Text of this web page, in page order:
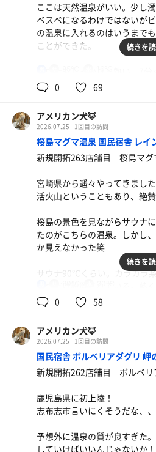
黒豚焼肉定食
アツアツ
水
さを味わえた。
サウナ②VIHTA
くらい蒸されたらもう汗だく。
サウナ③PINE
設定温度90℃。こちらは逆に
ナ。熱がすぐに回ってロウリ
サウナ④KELO
こちらはケロサウナで香りを
温度は75℃くらいでややパン
ピカイチ。
水風呂は16℃前後を示してい
地よい。
休憩は1Fのメディテーション
め。
値段も破格の平日1000円、休
ひ。
ここは天然温泉がいい。少し
ベスベになるわけではないが
の温泉に入れるのはいうまで
ことができた。
だろう。オートロウリュなど
水風呂は16℃を指していた。
かり冷える。やや狭いので譲り
休憩は露天の外気浴スペース
くり整いました。
水
続きを
0 69
アメリカン犬🦊
2026.07.25 1回目の訪問
桜島マグマ温泉 国民宿舎 レイ
新規開拓263店舗目 桜島マグ
宮崎県から遥々やってきまし
活火山ということもあり、絶
桜島の景色を見ながらサウナ
たのがこちらの温泉。しかし
か見えなかった笑
サウナ90℃くらい。カラカラ
水風呂18℃〜20℃くらい。老
されている。
休憩は室内のプライスで。
温泉の香りは鉄分が豊富であ
続きを
0 58
アメリカン犬🦊
2026.07.25 1回目の訪問
国民宿舎 ボルベリアダグリ 岬
新規開拓262店舗目 ボルベリ
鹿児島県に初上陸！
志布志市言いにくそうだな、
予想外に温泉の質が良すぎた
していけばいいんじゃないか